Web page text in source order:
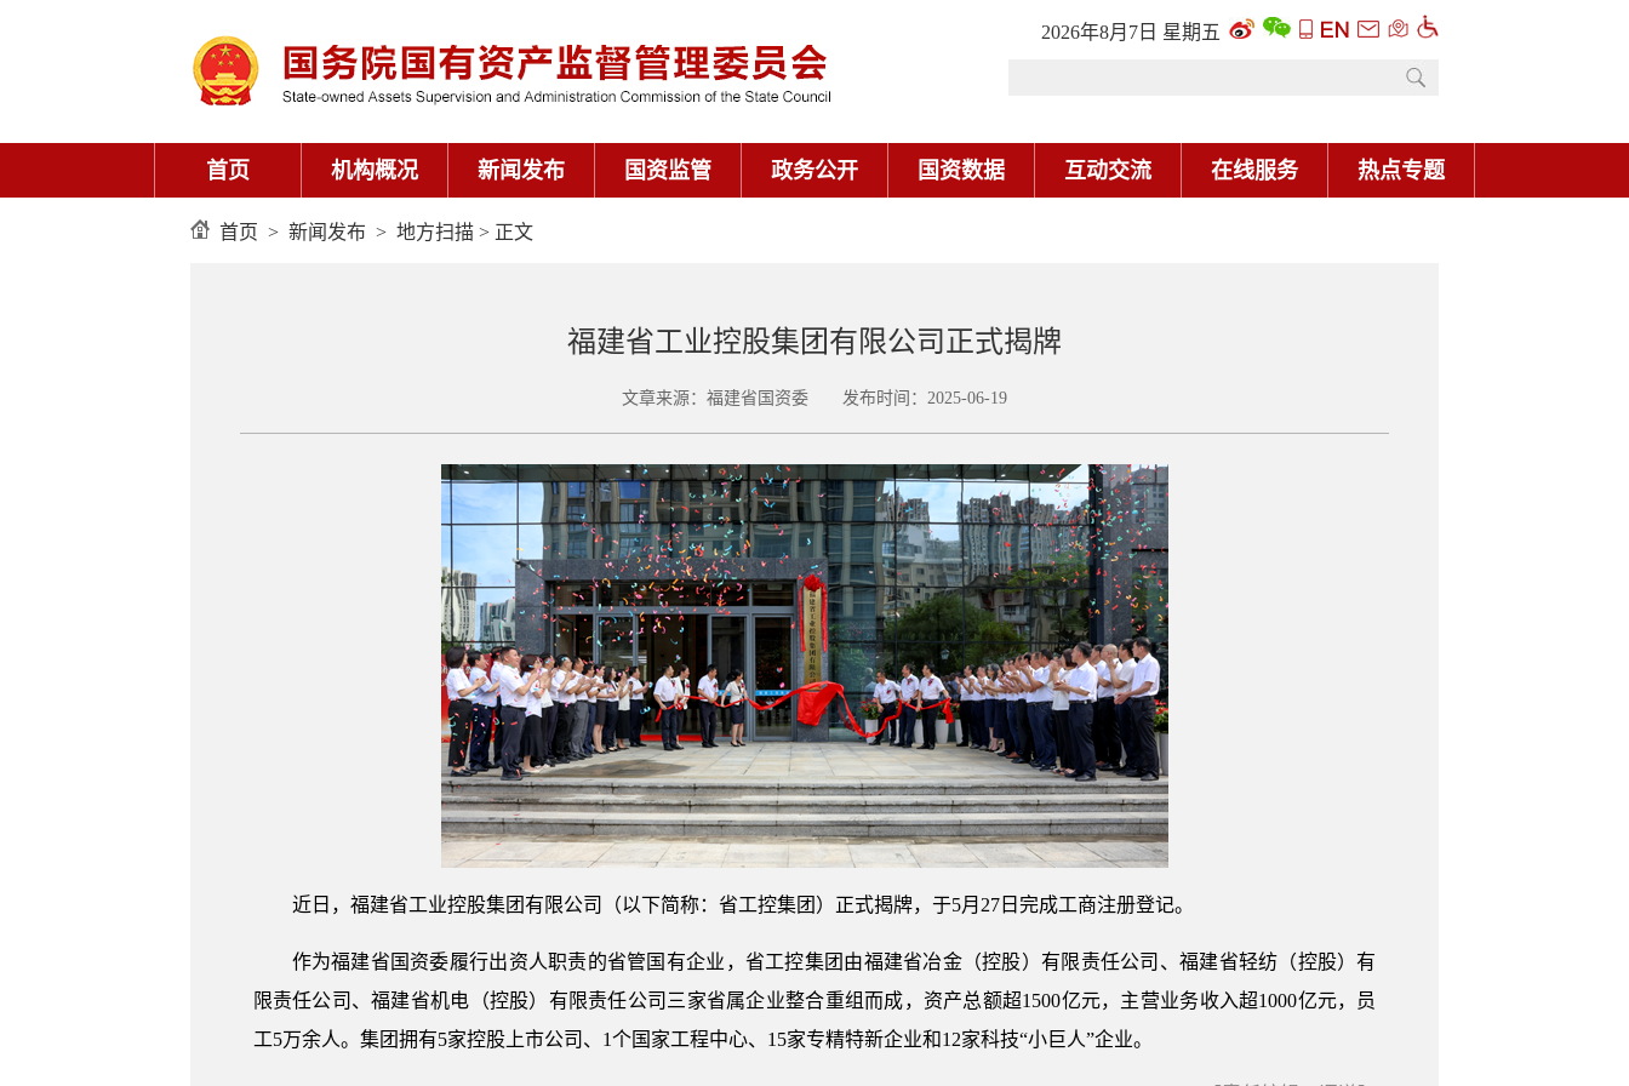
2026年8月7日 星期五
首页 机构概况 新闻发布 国资监管 政务公开 国资数据 互动交流 在线服务 热点专题
首页 > 新闻发布 > 地方扫描 > 正文
福建省工业控股集团有限公司正式揭牌
文章来源：福建省国资委 发布时间：2025-06-19
近日，福建省工业控股集团有限公司（以下简称：省工控集团）正式揭牌，于5月27日完成工商注册登记。
作为福建省国资委履行出资人职责的省管国有企业，省工控集团由福建省冶金（控股）有限责任公司、福建省轻纺（控股）有
限责任公司、福建省机电（控股）有限责任公司三家省属企业整合重组而成，资产总额超1500亿元，主营业务收入超1000亿元，员
工5万余人。集团拥有5家控股上市公司、1个国家工程中心、15家专精特新企业和12家科技“小巨人”企业。